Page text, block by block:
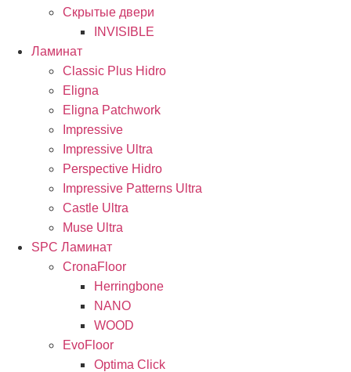
Скрытые двери
INVISIBLE
Ламинат
Classic Plus Hidro
Eligna
Eligna Patchwork
Impressive
Impressive Ultra
Perspective Hidro
Impressive Patterns Ultra
Castle Ultra
Muse Ultra
SPC Ламинат
CronaFloor
Herringbone
NANO
WOOD
EvoFloor
Optima Click